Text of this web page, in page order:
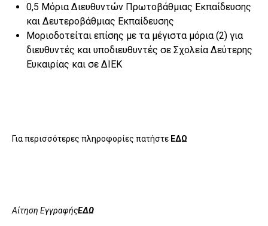
0,5 Μόρια Διευθυντών Πρωτοβάθμιας Εκπαίδευσης
και Δευτεροβάθμιας Εκπαίδευσης
Μοριοδοτείται επίσης με τα μέγιστα μόρια (2) για
διευθυντές και υποδιευθυντές σε Σχολεία Δεύτερης
Ευκαιρίας και σε ΔΙΕΚ
Για περισσότερες πληροφορίες πατήστε ΕΔΩ
Αίτηση ΕγγραφήςΕΔΩ